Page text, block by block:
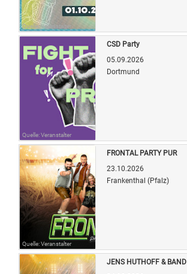
Quelle: Veranstalter
Quelle: Veranstalter
CSD Party
05.09.2026
Dortmund
Quelle: Veranstalter
FRONTAL PARTY PUR
23.10.2026
Frankenthal (Pfalz)
JENS HUTHOFF & BAND